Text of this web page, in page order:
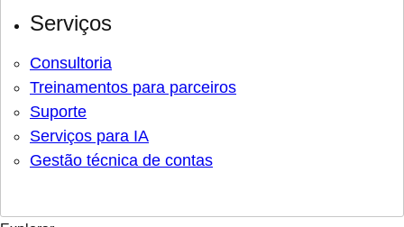
Serviços
Consultoria
Treinamentos para parceiros
Suporte
Serviços para IA
Gestão técnica de contas